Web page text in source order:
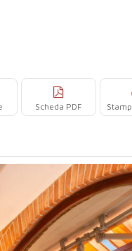
Scheda PDF